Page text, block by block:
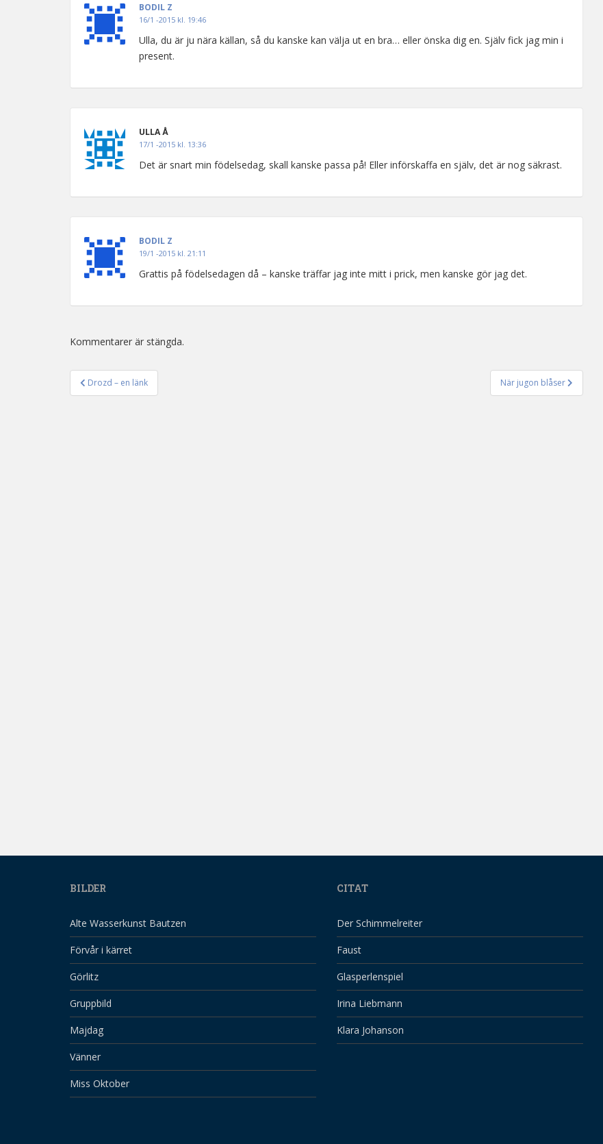
BODIL Z
16/1 -2015 kl. 19:46
Ulla, du är ju nära källan, så du kanske kan välja ut en bra… eller önska dig en. Själv fick jag min i
present.
ULLA Å
17/1 -2015 kl. 13:36
Det är snart min födelsedag, skall kanske passa på! Eller införskaffa en själv, det är nog säkrast.
BODIL Z
19/1 -2015 kl. 21:11
Grattis på födelsedagen då – kanske träffar jag inte mitt i prick, men kanske gör jag det.
Kommentarer är stängda.
Inläggsnavigering
Drozd – en länk När jugon blåser
BILDER
Alte Wasserkunst Bautzen
Förvår i kärret
Görlitz
Gruppbild
Majdag
Vänner
Miss Oktober
CITAT
Der Schimmelreiter
Faust
Glasperlenspiel
Irina Liebmann
Klara Johanson